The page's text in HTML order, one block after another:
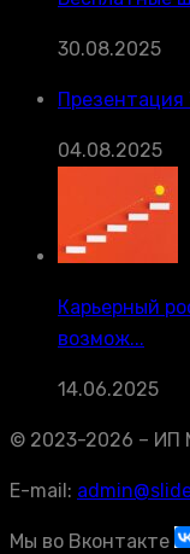
30.08.2025
Презентация
04.08.2025
Карьерный
возмож...
14.06.2025
© 2023-2026 – ИП
E-mail:
Мы во Вконтакте